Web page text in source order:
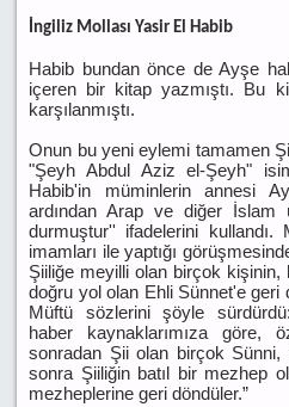
İngiliz Mollası Yasir El Habib
Habib bundan önce de Ayşe
içeren bir kitap yazmıştı. Bu
karşılanmıştı.
Onun bu yeni eylemi tamamen
"Şeyh Abdul Aziz el-Şeyh"
Habib'in müminlerin annesi
ardından Arap ve diğer İslam
durmuştur'' ifadelerini
imamları ile yaptığı
Şiiliğe meyilli olan birçok kişinin,
doğru yol olan Ehli Sünnet'e geri
Müftü sözlerini şöyle
haber kaynaklarımıza göre,
sonradan Şii olan birçok
sonra Şiiliğin batıl bir mezhep
mezheplerine geri döndüler.”